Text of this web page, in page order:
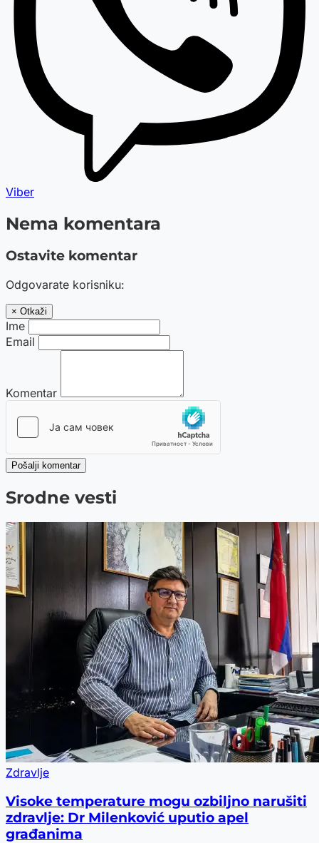
Viber
Nema komentara
Ostavite komentar
Odgovarate korisniku:
× Otkaži
Ime
Email
Komentar
Pošalji komentar
Srodne vesti
Zdravlje
Visoke temperature mogu ozbiljno narušiti
zdravlje: Dr Milenković uputio apel
građanima